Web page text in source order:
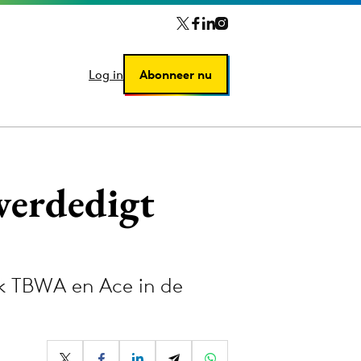
Log in Abonneer nu
Log in Abonneer nu
en Ace in de